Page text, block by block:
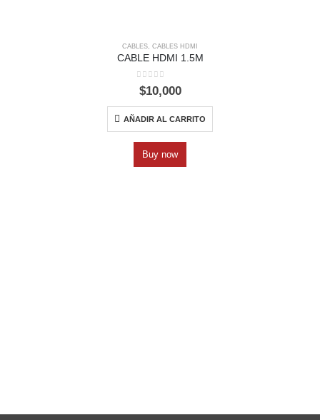
CABLES, CABLES HDMI
CABLE HDMI 1.5M
0out of 5
$10,000
AÑADIR AL CARRITO
Buy now